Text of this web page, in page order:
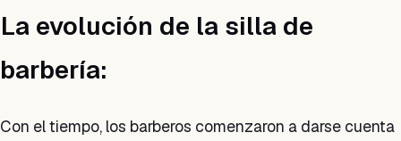
La evolución de la silla de
barbería:
Con el tiempo, los barberos comenzaron a darse cuenta